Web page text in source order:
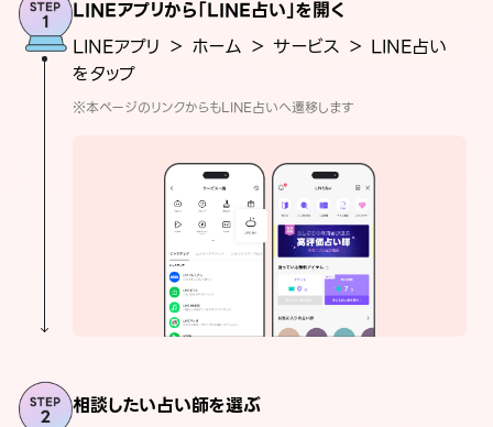
LINEアプリから「LINE占い」を開く
LINEアプリ ＞ ホーム ＞ サービス ＞ LINE占い
をタップ
※本ページのリンクからもLINE占いへ遷移します
相談したい占い師を選ぶ